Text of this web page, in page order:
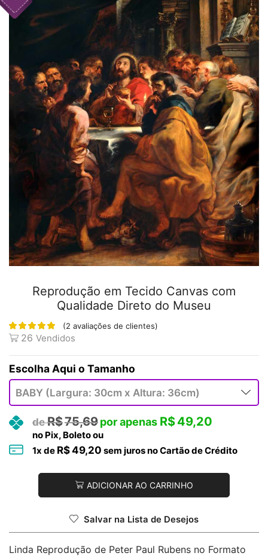
Reprodução em Tecido Canvas com
Qualidade Direto do Museu
(2 avaliações de clientes)
26 Vendidos
Tamanho
R$75,69 R$49,20
no Pix, Boleto ou
1x de R$49,20 sem juros no Cartão de Crédito
ADICIONAR AO CARRINHO
Salvar na Lista de Desejos
Linda Reprodução de Peter Paul Rubens no Formato